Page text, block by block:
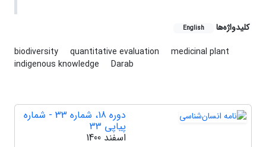
کلیدواژه‌ها English
biodiversity quantitative evaluation
medicinal plant
indigenous knowledge
Darab
دوره 18، شماره 33 - شماره
پیاپی 33
اسفند 1400